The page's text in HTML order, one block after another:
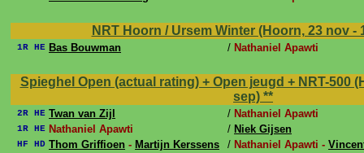
NRT Hoorn / Ursem Winter (Hoorn, 23 nov -
1R HE Bas Bouwman / Nathaniel Apawti
Spieghel Open (actual rating) + Open jeugd + NRT-500
sep) **
2R HE Twan van Zijl / Nathaniel Apawti
1R HE Nathaniel Apawti / Niek Gijsen
HF HD Thom Griffioen - Martijn Kerssens / Nathaniel Apawti -